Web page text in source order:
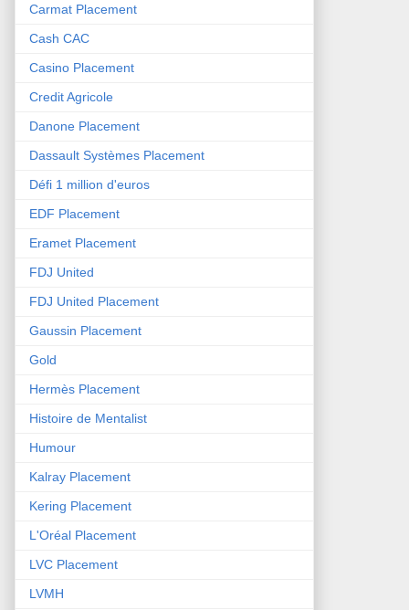
Carmat Placement
Cash CAC
Casino Placement
Credit Agricole
Danone Placement
Dassault Systèmes Placement
Défi 1 million d'euros
EDF Placement
Eramet Placement
FDJ United
FDJ United Placement
Gaussin Placement
Gold
Hermès Placement
Histoire de Mentalist
Humour
Kalray Placement
Kering Placement
L'Oréal Placement
LVC Placement
LVMH